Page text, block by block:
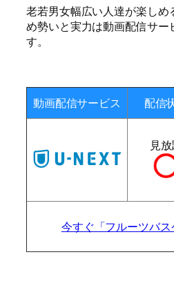
老若男女幅広い人達が楽しめ
め勢いと実力は動画配信サ
す。
動画配信サービス 配信
見
今すぐ「フルーツバ